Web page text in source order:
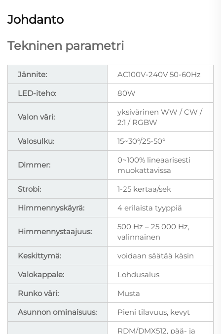
Johdanto
Tekninen parametri
Jännite:
AC100V-240V 50-60Hz
LED-iteho:
80W
Valon väri:
yksivärinen WW / CW /
2:1 / RGBW
Valosulku:
15~30°/25-50°
Dimmer:
0~100% lineaarisesti
muokattavissa
Strobi:
1-25 kertaa/sek
Himmennyskäyrä:
4 erilaista tyyppiä
Himmennystaajuus:
500 Hz – 25 000 Hz,
valinnainen
Keskittymä:
voidaan säätää käsin
Valokappale:
Lohdusalus
Runko väri:
Musta
Asunnon ominaisuus:
Pieni tilavuus, kevyt
RDM/DMX512, pää- ja